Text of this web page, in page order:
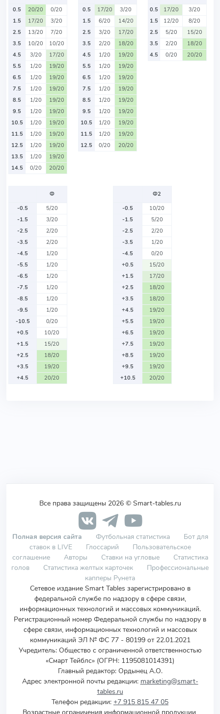
0.5
20/20
0/20
1.5
17/20
3/20
2.5
13/20
7/20
3.5
10/20
10/20
4.5
3/20
17/20
5.5
1/20
19/20
6.5
1/20
19/20
7.5
1/20
19/20
8.5
1/20
19/20
9.5
1/20
19/20
10.5
1/20
19/20
11.5
1/20
19/20
12.5
1/20
19/20
13.5
1/20
19/20
14.5
0/20 20/20
0.5
17/20
3/20
1.5
6/20
14/20
2.5
3/20
17/20
3.5
2/20
18/20
4.5
1/20
19/20
5.5
1/20
19/20
6.5
1/20
19/20
7.5
1/20
19/20
8.5
1/20
19/20
9.5
1/20
19/20
10.5
1/20
19/20
11.5
1/20
19/20
12.5
0/20 20/20
0.5
17/20
3/20
1.5
12/20
8/20
2.5
5/20
15/20
3.5
2/20
18/20
4.5
0/20 20/20
Ф
-0.5
5/20
-1.5
3/20
-2.5
2/20
-3.5
2/20
-4.5
1/20
-5.5
1/20
-6.5
1/20
-7.5
1/20
-8.5
1/20
-9.5
1/20
-10.5
0/20
+0.5
10/20
+1.5
15/20
+2.5
18/20
+3.5
19/20
+4.5
20/20
Ф2
-0.5
10/20
-1.5
5/20
-2.5
2/20
-3.5
1/20
-4.5
0/20
+0.5
15/20
+1.5
17/20
+2.5
18/20
+3.5
18/20
+4.5
19/20
+5.5
19/20
+6.5
19/20
+7.5
19/20
+8.5
19/20
+9.5
19/20
+10.5
20/20
Все права защищены 2026 © Smart-tables.ru
Полная версия сайта Футбольная статистика
Бот для
ставок в LIVE
Глоссарий
Пользовательское
соглашение
Авторы Ставки на угловые
Статистика
голов
Статистика желтых карточек
Профессиональные
капперы Рунета
Сетевое издание Smart Tables зарегистрировано в
федеральной службе по надзору в сфере связи,
информационных технологий и массовых коммуникаций.
Регистрационный номер Федеральной службы по надзору в
сфере связи, информационных технологий и массовых
коммуникаций ЭЛ № ФС 77 - 80199 от 22.01.2021
Учредитель: Общество с ограниченной ответственностью
«Смарт Тейблс» (ОГРН: 1195081014391)
Главный редактор: Ордынец А.О.
Адрес электронной почты редакции: marketing@smart-
tables.ru
Телефон редакции: +7 915 815 47 05